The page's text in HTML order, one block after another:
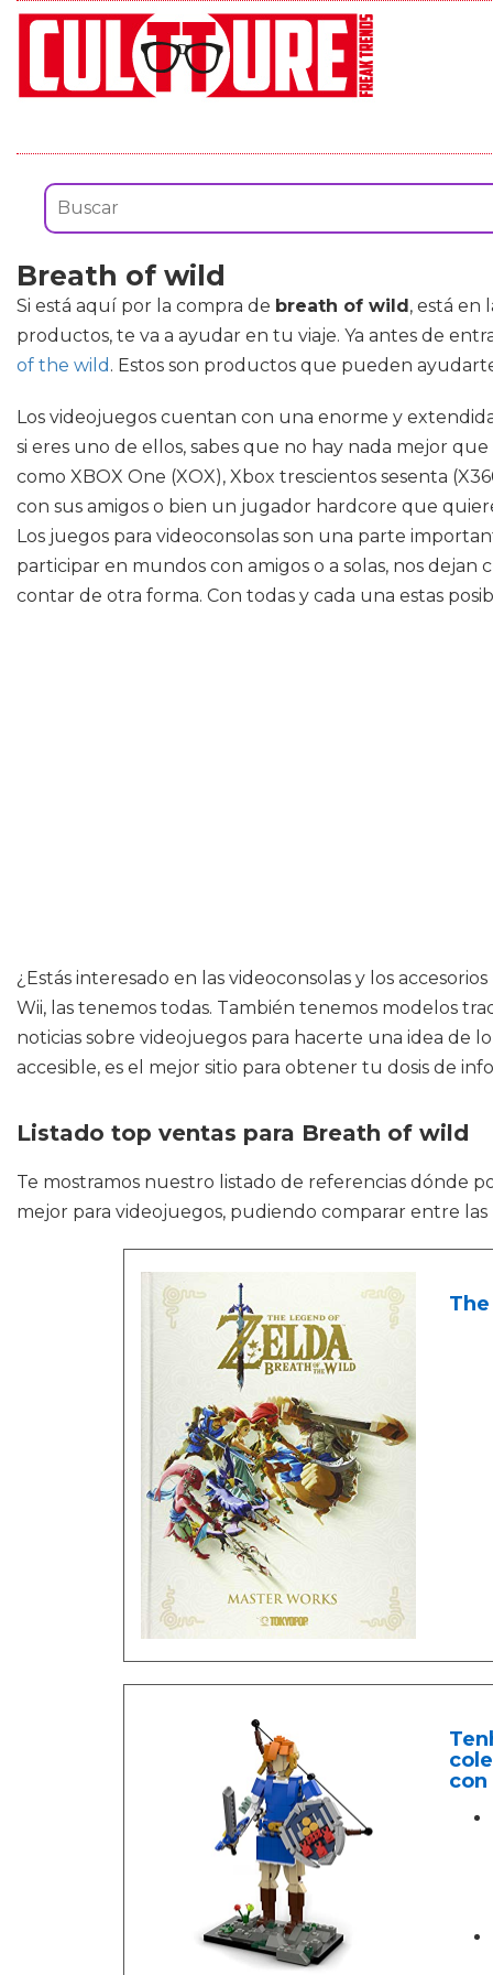
Breath of wild
Si está aquí por la compra de breath of wild, está en
productos, te va a ayudar en tu viaje. Ya antes de
of the wild . Estos son productos que pueden
Los videojuegos cuentan con una enorme y
si eres uno de ellos, sabes que no hay nada mejor
como XBOX One (XOX), Xbox trescientos sesenta
con sus amigos o bien un jugador hardcore que
Los juegos para videoconsolas son una parte
participar en mundos con amigos o a solas, nos
contar de otra forma. Con todas y cada una estas
¿Estás interesado en las videoconsolas y los
Wii, las tenemos todas. También tenemos modelos
noticias sobre videojuegos para hacerte una idea de
accesible, es el mejor sitio para obtener tu dosis de
Listado top ventas para Breath of wild
Te mostramos nuestro listado de referencias dónde
mejor para videojuegos, pudiendo comparar entre
con